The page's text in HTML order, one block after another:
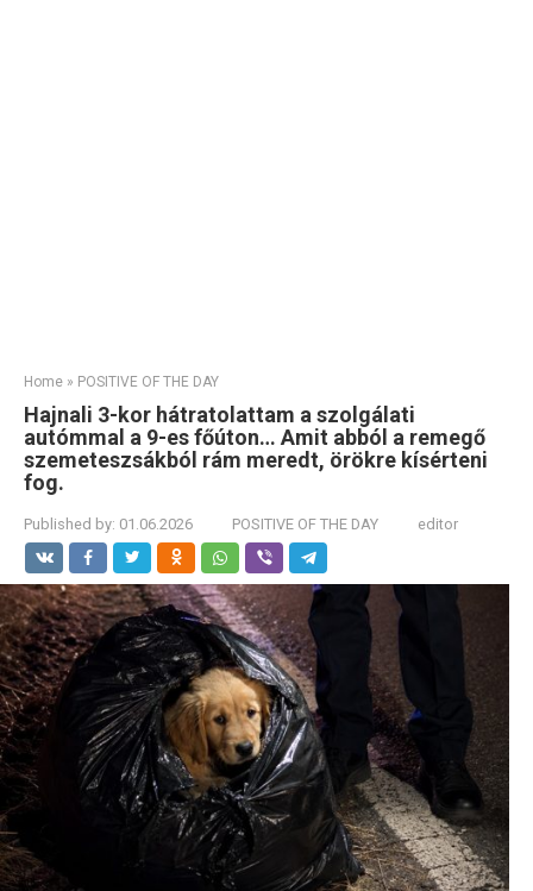
Home » POSITIVE OF THE DAY
Hajnali 3-kor hátratolattam a szolgálati
autómmal a 9-es főúton… Amit abból a remegő
szemeteszsákból rám meredt, örökre kísérteni
fog.
Published by: 01.06.2026 POSITIVE OF THE DAY editor